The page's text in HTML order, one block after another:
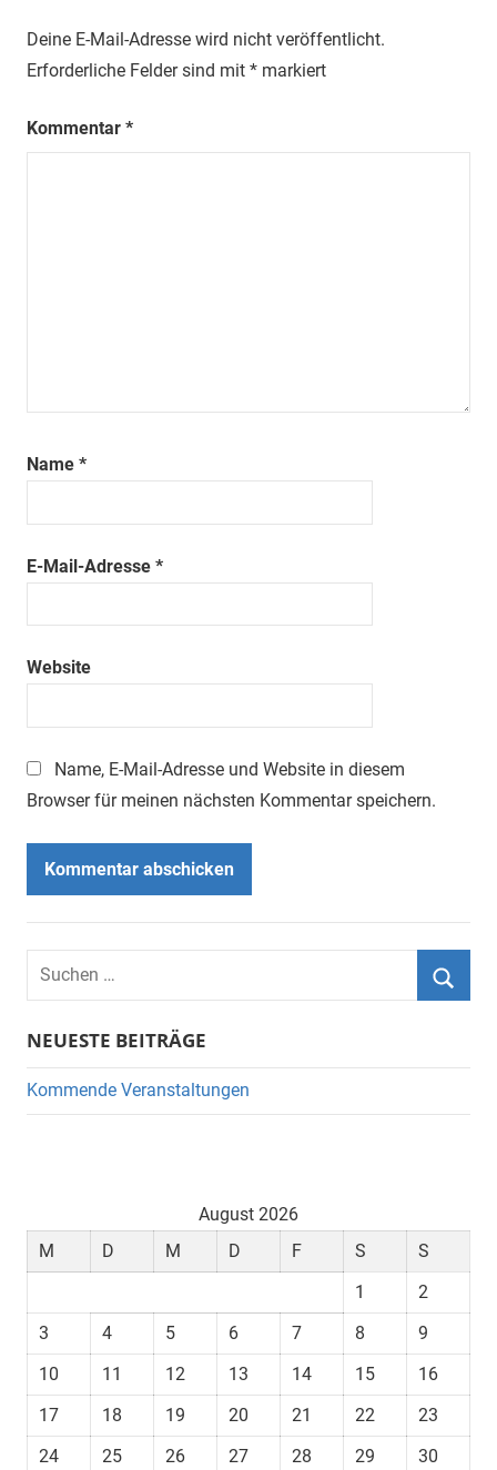
Deine E-Mail-Adresse wird nicht veröffentlicht.
Erforderliche Felder sind mit * markiert
Kommentar *
Name *
E-Mail-Adresse *
Website
Name, E-Mail-Adresse und Website in diesem
Browser für meinen nächsten Kommentar speichern.
Suchen
nach:
NEUESTE BEITRÄGE
Kommende Veranstaltungen
August 2026
M
D M D F S
S
1
2
3
4 5 6 7 8
9
10
11 12 13 14 15
16
17
18 19 20 21 22
23
24
25 26 27 28 29 30